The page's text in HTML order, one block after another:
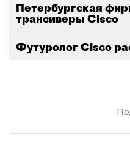
Петербургская
трансиверы Cisco
Футуролог Cisco